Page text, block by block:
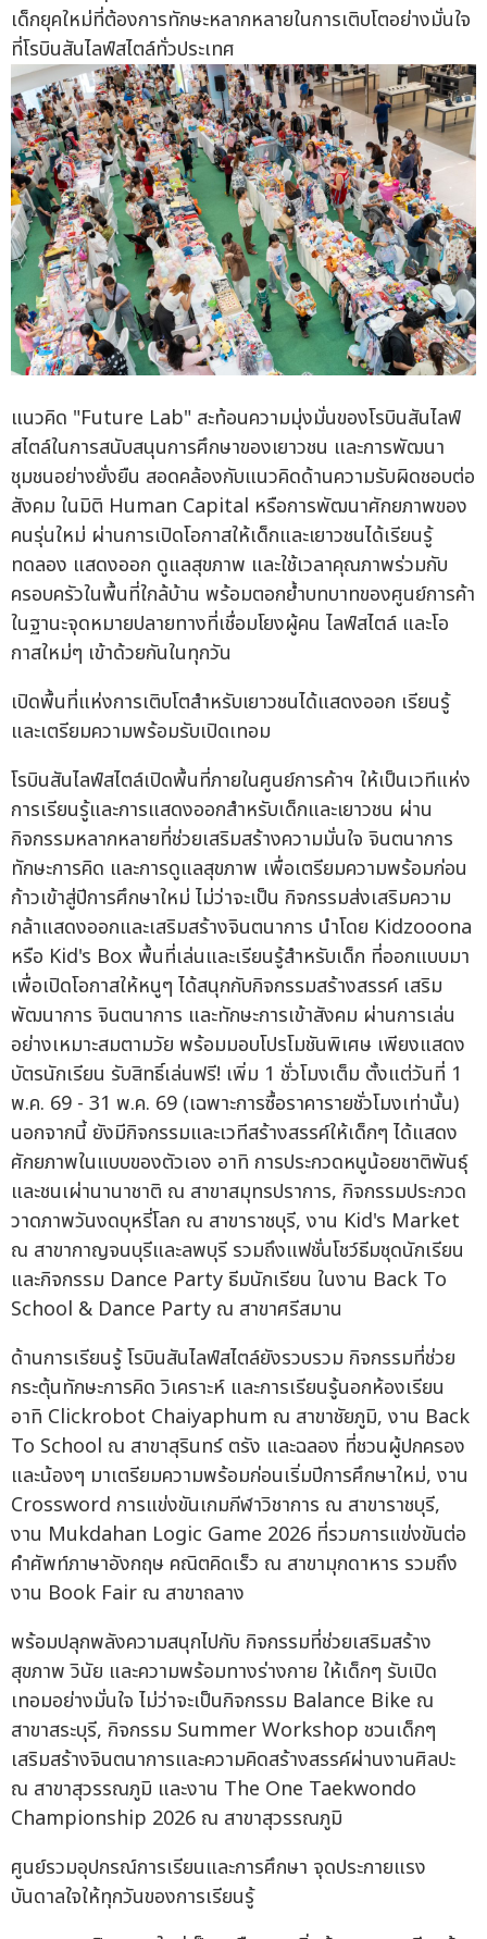
เด็กยุคใหม่ที่ต้องการทักษะหลากหลายในการเติบโตอย่างมั่นใจ
ที่โรบินสันไลฟ์สไตล์ทั่วประเทศ
แนวคิด "Future Lab" สะท้อนความมุ่งมั่นของโรบินสันไลฟ์
สไตล์ในการสนับสนุนการศึกษาของเยาวชน และการพัฒนา
ชุมชนอย่างยั่งยืน สอดคล้องกับแนวคิดด้านความรับผิดชอบต่อ
สังคม ในมิติ Human Capital หรือการพัฒนาศักยภาพของ
คนรุ่นใหม่ ผ่านการเปิดโอกาสให้เด็กและเยาวชนได้เรียนรู้
ทดลอง แสดงออก ดูแลสุขภาพ และใช้เวลาคุณภาพร่วมกับ
ครอบครัวในพื้นที่ใกล้บ้าน พร้อมตอกย้ำบทบาทของศูนย์การค้า
ในฐานะจุดหมายปลายทางที่เชื่อมโยงผู้คน ไลฟ์สไตล์ และโอ
กาสใหม่ๆ เข้าด้วยกันในทุกวัน
เปิดพื้นที่แห่งการเติบโตสำหรับเยาวชนได้แสดงออก เรียนรู้
และเตรียมความพร้อมรับเปิดเทอม
โรบินสันไลฟ์สไตล์เปิดพื้นที่ภายในศูนย์การค้าฯ ให้เป็นเวทีแห่ง
การเรียนรู้และการแสดงออกสำหรับเด็กและเยาวชน ผ่าน
กิจกรรมหลากหลายที่ช่วยเสริมสร้างความมั่นใจ จินตนาการ
ทักษะการคิด และการดูแลสุขภาพ เพื่อเตรียมความพร้อมก่อน
ก้าวเข้าสู่ปีการศึกษาใหม่ ไม่ว่าจะเป็น กิจกรรมส่งเสริมความ
กล้าแสดงออกและเสริมสร้างจินตนาการ นำโดย Kidzooona
หรือ Kid's Box พื้นที่เล่นและเรียนรู้สำหรับเด็ก ที่ออกแบบมา
เพื่อเปิดโอกาสให้หนูๆ ได้สนุกกับกิจกรรมสร้างสรรค์ เสริม
พัฒนาการ จินตนาการ และทักษะการเข้าสังคม ผ่านการเล่น
อย่างเหมาะสมตามวัย พร้อมมอบโปรโมชันพิเศษ เพียงแสดง
บัตรนักเรียน รับสิทธิ์เล่นฟรี! เพิ่ม 1 ชั่วโมงเต็ม ตั้งแต่วันที่ 1
พ.ค. 69 - 31 พ.ค. 69 (เฉพาะการซื้อราคารายชั่วโมงเท่านั้น)
นอกจากนี้ ยังมีกิจกรรมและเวทีสร้างสรรค์ให้เด็กๆ ได้แสดง
ศักยภาพในแบบของตัวเอง อาทิ การประกวดหนูน้อยชาติพันธุ์
และชนเผ่านานาชาติ ณ สาขาสมุทรปราการ, กิจกรรมประกวด
วาดภาพวันงดบุหรี่โลก ณ สาขาราชบุรี, งาน Kid's Market
ณ สาขากาญจนบุรีและลพบุรี รวมถึงแฟชั่นโชว์ธีมชุดนักเรียน
และกิจกรรม Dance Party ธีมนักเรียน ในงาน Back To
School & Dance Party ณ สาขาศรีสมาน
ด้านการเรียนรู้ โรบินสันไลฟ์สไตล์ยังรวบรวม กิจกรรมที่ช่วย
กระตุ้นทักษะการคิด วิเคราะห์ และการเรียนรู้นอกห้องเรียน
อาทิ Clickrobot Chaiyaphum ณ สาขาชัยภูมิ, งาน Back
To School ณ สาขาสุรินทร์ ตรัง และฉลอง ที่ชวนผู้ปกครอง
และน้องๆ มาเตรียมความพร้อมก่อนเริ่มปีการศึกษาใหม่, งาน
Crossword การแข่งขันเกมกีฬาวิชาการ ณ สาขาราชบุรี,
งาน Mukdahan Logic Game 2026 ที่รวมการแข่งขันต่อ
คำศัพท์ภาษาอังกฤษ คณิตคิดเร็ว ณ สาขามุกดาหาร รวมถึง
งาน Book Fair ณ สาขาถลาง
พร้อมปลุกพลังความสนุกไปกับ กิจกรรมที่ช่วยเสริมสร้าง
สุขภาพ วินัย และความพร้อมทางร่างกาย ให้เด็กๆ รับเปิด
เทอมอย่างมั่นใจ ไม่ว่าจะเป็นกิจกรรม Balance Bike ณ
สาขาสระบุรี, กิจกรรม Summer Workshop ชวนเด็กๆ
เสริมสร้างจินตนาการและความคิดสร้างสรรค์ผ่านงานศิลปะ
ณ สาขาสุวรรณภูมิ และงาน The One Taekwondo
Championship 2026 ณ สาขาสุวรรณภูมิ
ศูนย์รวมอุปกรณ์การเรียนและการศึกษา จุดประกายแรง
บันดาลใจให้ทุกวันของการเรียนรู้